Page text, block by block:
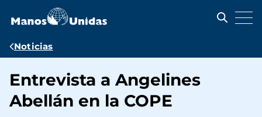
contenido
Ruta
navegación
Noticias
Entrevista a Angelines
Abellán en la COPE